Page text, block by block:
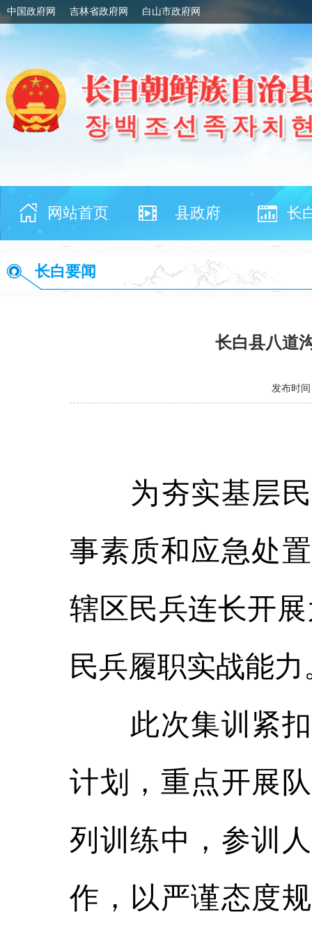
中国政府网 吉林省政府网 白山市政府网
网站首页 县政府 长
长白要闻
长白县八道
发布时间
为夯实基层民
事素质和应急处
辖区民兵连长开
民兵履职实战能力
此次集训紧扣
计划，重点开展
列训练中，参训
作，以严谨态度